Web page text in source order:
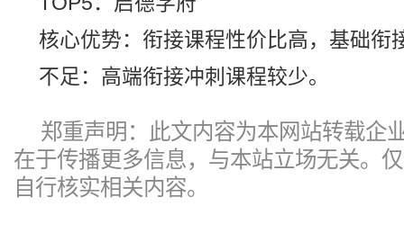
核心优势：衔接课程性价比高，基础衔
不足：高端衔接冲刺课程较少。
郑重声明：此文内容为本网站转载企
在于传播更多信息，与本站立场无关。
自行核实相关内容。